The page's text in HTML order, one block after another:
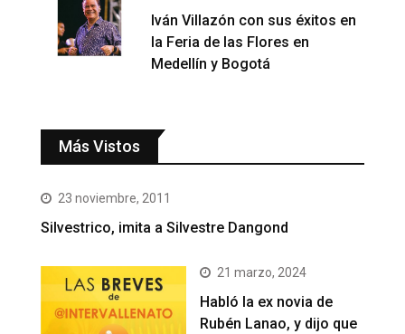
Iván Villazón con sus éxitos en
la Feria de las Flores en
Medellín y Bogotá
Más Vistos
23 noviembre, 2011
Silvestrico, imita a Silvestre Dangond
21 marzo, 2024
Habló la ex novia de
Rubén Lanao, y dijo que